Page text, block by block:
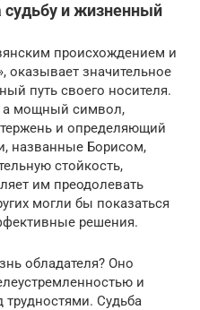
судьбу и жизненный
происхождением и
оказывает значительное
путь своего носителя.
а мощный символ,
и определяющий
названные Борисом,
стойкость,
им преодолевать
могли бы показаться
решения.
обладателя? Оно
и
трудностями. Судьба